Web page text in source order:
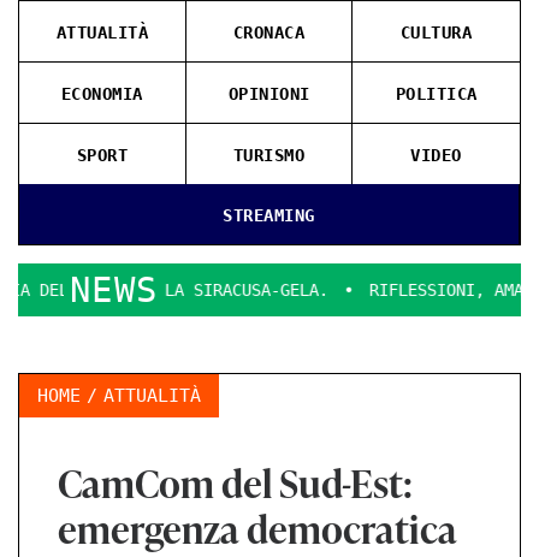
STREAMING
ATTUALITÀ CRONACA CULTURA
ECONOMIA OPINIONI POLITICA
SPORT TURISMO VIDEO
NEWS
SULLA SIRACUSA-GELA. RIFLESSIONI, AMARE,
HOME ATTUALITÀ
CamCom del Sud-Est:
emergenza democratica